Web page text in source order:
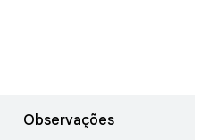
Observações